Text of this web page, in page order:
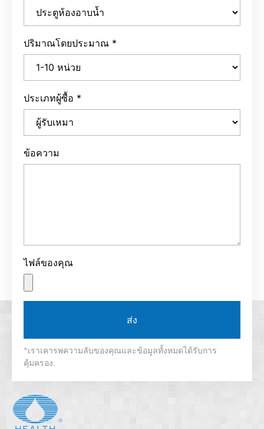
ปริมาณโดยประมาณ *
ประเภทผู้ซื้อ *
ข้อความ
ไฟล์ของคุณ
ส่ง
*เราเคารพความลับของคุณและข้อมูลทั้งหมดได้รับการ
คุ้มครอง.